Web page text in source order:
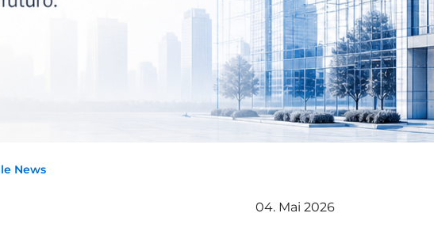
News
04. Mai 2026